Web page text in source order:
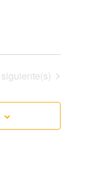
Eventos
siguiente(s)